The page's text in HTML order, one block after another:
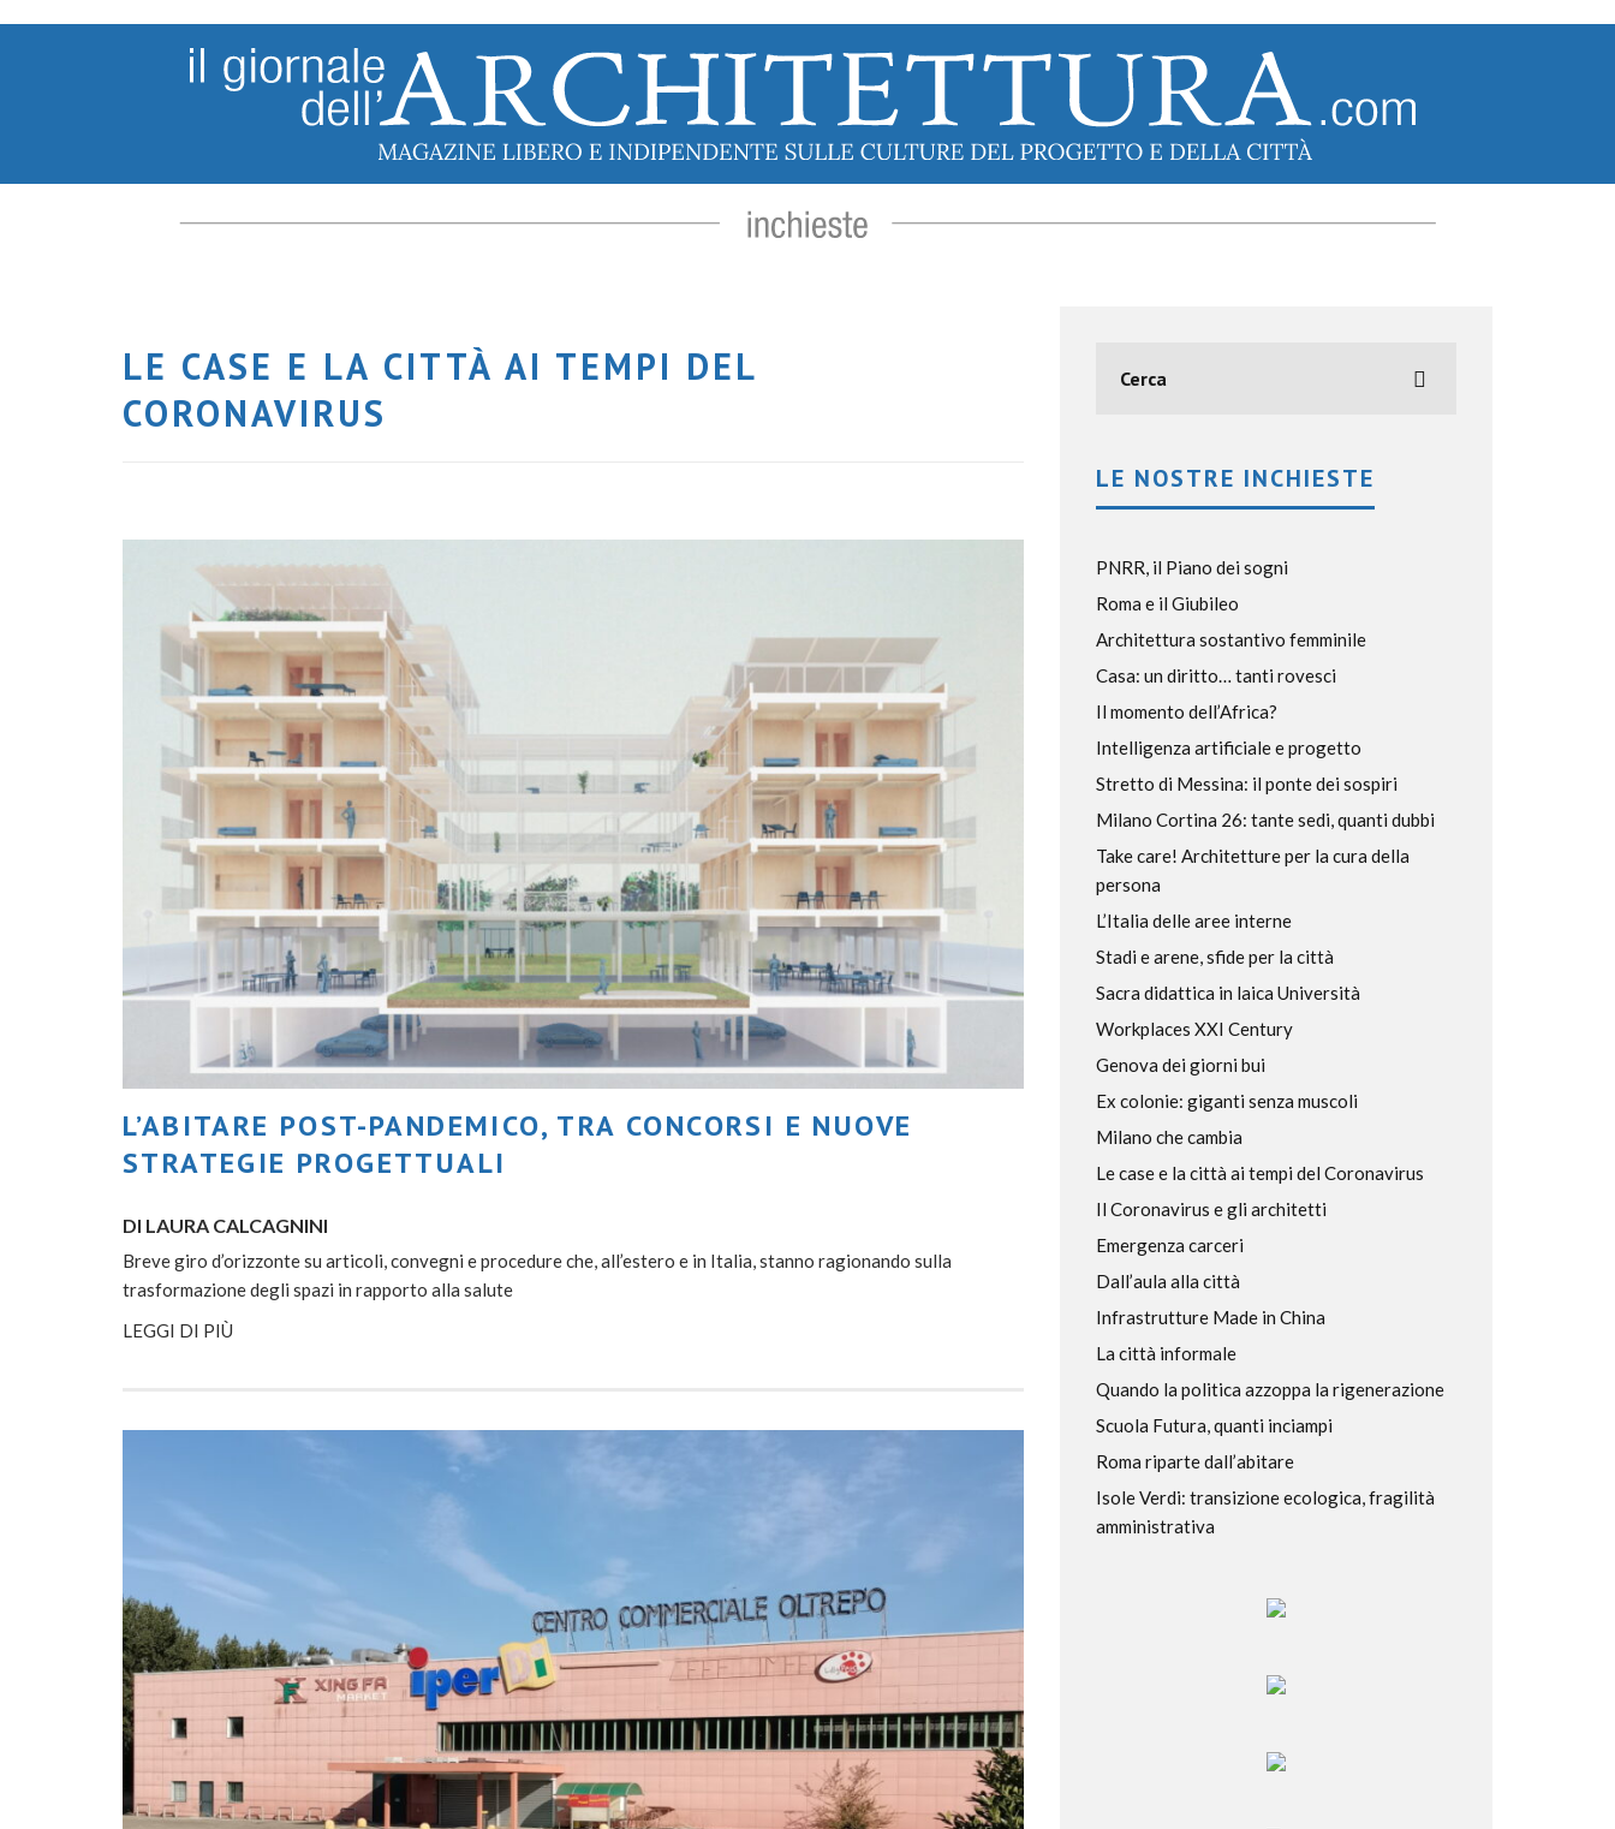
LE CASE E LA CITTÀ AI TEMPI DEL
CORONAVIRUS
L’ABITARE POST-PANDEMICO, TRA CONCORSI E NUOVE
STRATEGIE PROGETTUALI
DI LAURA CALCAGNINI
Breve giro d’orizzonte su articoli, convegni e procedure che, all’estero e in Italia, stanno ragionando sulla
trasformazione degli spazi in rapporto alla salute
LEGGI DI PIÙ
LE NOSTRE INCHIESTE
PNRR, il Piano dei sogni
Roma e il Giubileo
Architettura sostantivo femminile
Casa: un diritto… tanti rovesci
Il momento dell’Africa?
Intelligenza artificiale e progetto
Stretto di Messina: il ponte dei sospiri
Milano Cortina 26: tante sedi, quanti dubbi
Take care! Architetture per la cura della
persona
L’Italia delle aree interne
Stadi e arene, sfide per la città
Sacra didattica in laica Università
Workplaces XXI Century
Genova dei giorni bui
Ex colonie: giganti senza muscoli
Milano che cambia
Le case e la città ai tempi del Coronavirus
Il Coronavirus e gli architetti
Emergenza carceri
Dall’aula alla città
Infrastrutture Made in China
La città informale
Quando la politica azzoppa la rigenerazione
Scuola Futura, quanti inciampi
Roma riparte dall’abitare
Isole Verdi: transizione ecologica, fragilità
amministrativa